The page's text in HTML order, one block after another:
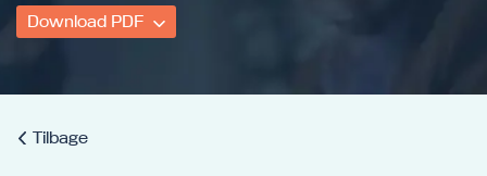
Download PDF
Tilbage